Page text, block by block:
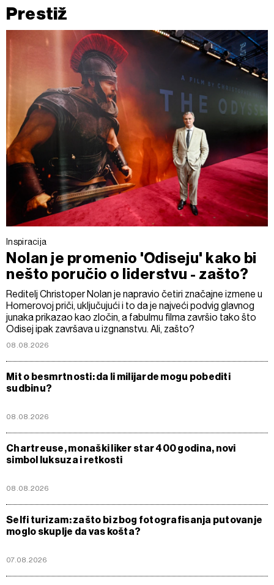
Prestiž
Inspiracija
Nolan je promenio 'Odiseju' kako bi
nešto poručio o liderstvu - zašto?
Reditelj Christoper Nolan je napravio četiri značajne izmene u
Homerovoj priči, uključujući i to da je najveći podvig glavnog
junaka prikazao kao zločin, a fabulmu filma završio tako što
Odisej ipak završava u izgnanstvu. Ali, zašto?
08.08.2026
Mit o besmrtnosti: da li milijarde mogu pobediti
sudbinu?
08.08.2026
Chartreuse, monaški liker star 400 godina, novi
simbol luksuza i retkosti
08.08.2026
Selfi turizam: zašto bi zbog fotografisanja putovanje
moglo skuplje da vas košta?
07.08.2026